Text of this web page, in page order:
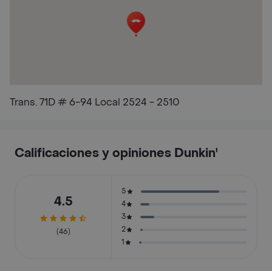
Trans. 71D # 6-94 Local 2524 - 2510
Calificaciones y opiniones Dunkin'
4.5
(46)
5
4
3
2
1